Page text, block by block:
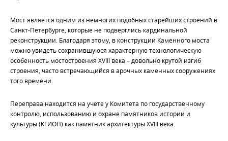
Мост является одним из немногих подобных старейших строений в
Санкт-Петербурге, которые не подверглись кардинальной
реконструкции. Благодаря этому, в конструкции Каменного моста
можно увидеть сохранившуюся характерную технологическую
особенность мостостроения XVIII века – довольно крутой изгиб
строения, часто встречающийся в арочных каменных сооружениях
того времени.
Переправа находится на учете у Комитета по государственному
контролю, использованию и охране памятников истории и
культуры (КГИОП) как памятник архитектуры XVIII века.